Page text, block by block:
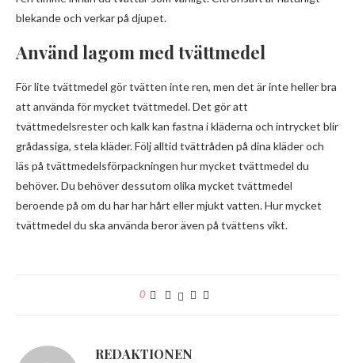
blekande och verkar på djupet.
Använd lagom med tvättmedel
För lite tvättmedel gör tvätten inte ren, men det är inte heller bra
att använda för mycket tvättmedel. Det gör att
tvättmedelsrester och kalk kan fastna i kläderna och intrycket blir
grådassiga, stela kläder. Följ alltid tvättråden på dina kläder och
läs på tvättmedelsförpackningen hur mycket tvättmedel du
behöver. Du behöver dessutom olika mycket tvättmedel
beroende på om du har har hårt eller mjukt vatten. Hur mycket
tvättmedel du ska använda beror även på tvättens vikt.
0
REDAKTIONEN